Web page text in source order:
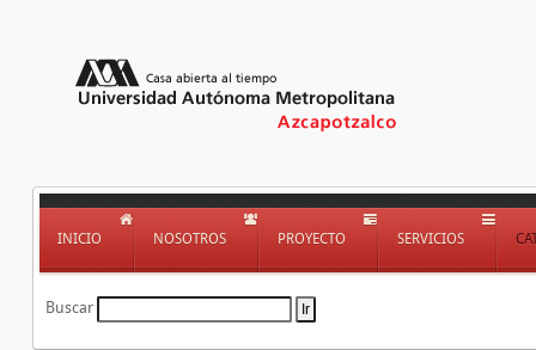
INICIO NOSOTROS PROYECTO SERVICIOS
Buscar